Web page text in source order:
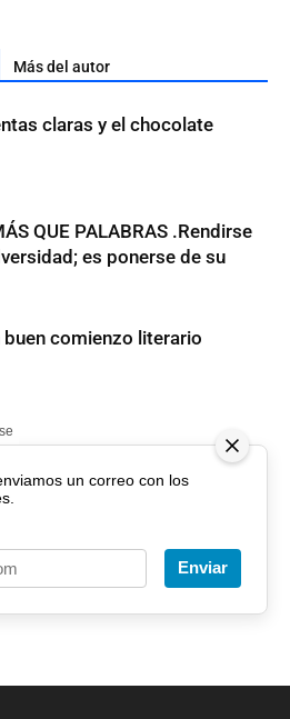
Más del autor
claras y el chocolate
QUE PALABRAS .Rendirse
es ponerse de su
buen comienzo literario
un correo con los
Enviar